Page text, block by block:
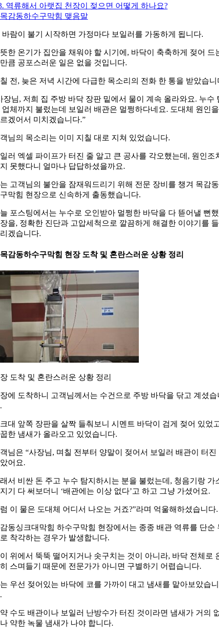
역류해서 아랫집 천장이 젖으면 어떻게 하나요?
감동하수구막힘 맺음말
바람이 불기 시작하면 가정마다 보일러를 가동하게 됩니다.
한 온기가 집안을 채워야 할 시기에, 바닥이 축축하게 젖어 드
큼 공포스러운 일은 없을 것입니다.
전, 늦은 저녁 시간에 다급한 목소리의 전화 한 통을 받았습니
장님, 저희 집 주방 바닥 장판 밑에서 물이 계속 올라와요. 누수
업체까지 불렀는데 보일러 배관은 멀쩡하다네요. 도대체 원인을
겠어서 미치겠습니다.”
님의 목소리는 이미 지칠 대로 지쳐 있었습니다.
러 엑셀 파이프가 터진 줄 알고 큰 공사를 각오했는데, 원인조
못했다니 얼마나 답답하셨을까요.
고객님의 불안을 잠재워드리기 위해 전문 장비를 챙겨 목감
막힘 현장으로 신속하게 출동했습니다.
포스팅에서는 누수로 오인받아 멀쩡한 바닥을 다 뜯어낼 뻔
을, 정확한 진단과 고압세척으로 깔끔하게 해결한 이야기를
겠습니다.
감동하수구막힘 현장 도착 및 혼란스러운 상황 정리
도착 및 혼란스러운 상황 정리
에 도착하니 고객님께서는 수건으로 주방 바닥을 닦고 계셨습
대 앞쪽 장판을 살짝 들춰보니 시멘트 바닥이 검게 젖어 있었
한 냄새가 올라오고 있었습니다.
님은 “사장님, 며칠 전부터 양말이 젖어서 보일러 배관이 터진
어요.
서 비싼 돈 주고 누수 탐지하시는 분을 불렀는데, 청음기랑 가
기 다 써보더니 ‘배관에는 이상 없다’고 하고 그냥 가셨어요.
이 물은 도대체 어디서 나오는 거죠?”라며 억울해하셨습니다.
동싱크대막힘 하수구막힘 현장에서는 종종 배관 역류를 단순
착각하는 경우가 발생합니다.
위에서 뚝뚝 떨어지거나 솟구치는 것이 아니라, 바닥 전체로
스며들기 때문에 전문가가 아니면 구별하기 어렵습니다.
우선 젖어있는 바닥에 코를 가까이 대고 냄새를 맡아보았습니
수도 배관이나 보일러 난방수가 터진 것이라면 냄새가 거의
약한 녹물 냄새가 나야 합니다.